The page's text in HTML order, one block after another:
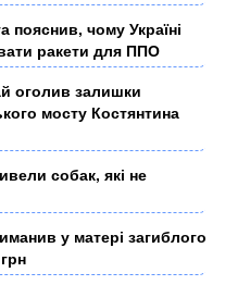
пояснив, чому Україні
ракети для ППО
оголив залишки
мосту Костянтина
собак, які не
у матері загиблого